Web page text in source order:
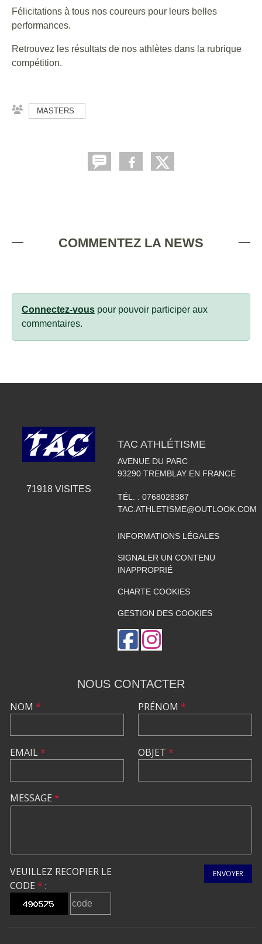
Félicitations à tous nos coureurs pour leurs belles
performances.
Retrouvez les résultats de nos athlètes dans la rubrique
compétition.
MASTERS
COMMENTEZ LA NEWS
Connectez-vous pour pouvoir participer aux
commentaires.
71918VISITES
TAC ATHLÉTISME
AVENUE DU PARC
93290 TREMBLAY EN FRANCE
TÉL. : 0768028387
TAC.ATHLETISME@OUTLOOK.COM
INFORMATIONS LÉGALES
SIGNALER UN CONTENU
INAPPROPRIÉ
CHARTE COOKIES
GESTION DES COOKIES
NOUS CONTACTER
NOM *
EMAIL*
PRÉNOM *
OBJET *
MESSAGE *
VEUILLEZ RECOPIER LE
CODE * :
ENVOYER